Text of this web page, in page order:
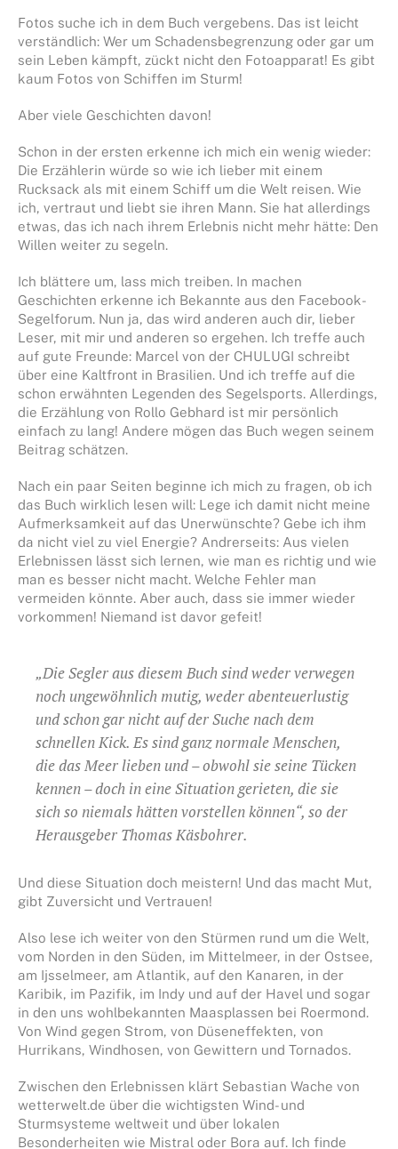
Fotos suche ich in dem Buch vergebens. Das ist leicht
verständlich: Wer um Schadensbegrenzung oder gar um
sein Leben kämpft, zückt nicht den Fotoapparat! Es gibt
kaum Fotos von Schiffen im Sturm!
Aber viele Geschichten davon!
Schon in der ersten erkenne ich mich ein wenig wieder:
Die Erzählerin würde so wie ich lieber mit einem
Rucksack als mit einem Schiff um die Welt reisen. Wie
ich, vertraut und liebt sie ihren Mann. Sie hat allerdings
etwas, das ich nach ihrem Erlebnis nicht mehr hätte: Den
Willen weiter zu segeln.
Ich blättere um, lass mich treiben. In machen
Geschichten erkenne ich Bekannte aus den Facebook-
Segelforum. Nun ja, das wird anderen auch dir, lieber
Leser, mit mir und anderen so ergehen. Ich treffe auch
auf gute Freunde: Marcel von der CHULUGI schreibt
über eine Kaltfront in Brasilien. Und ich treffe auf die
schon erwähnten Legenden des Segelsports. Allerdings,
die Erzählung von Rollo Gebhard ist mir persönlich
einfach zu lang! Andere mögen das Buch wegen seinem
Beitrag schätzen.
Nach ein paar Seiten beginne ich mich zu fragen, ob ich
das Buch wirklich lesen will: Lege ich damit nicht meine
Aufmerksamkeit auf das Unerwünschte? Gebe ich ihm
da nicht viel zu viel Energie? Andrerseits: Aus vielen
Erlebnissen lässt sich lernen, wie man es richtig und wie
man es besser nicht macht. Welche Fehler man
vermeiden könnte. Aber auch, dass sie immer wieder
vorkommen! Niemand ist davor gefeit!
„Die Segler aus diesem Buch sind weder verwegen
noch ungewöhnlich mutig, weder abenteuerlustig
und schon gar nicht auf der Suche nach dem
schnellen Kick. Es sind ganz normale Menschen,
die das Meer lieben und – obwohl sie seine Tücken
kennen – doch in eine Situation gerieten, die sie
sich so niemals hätten vorstellen können“, so der
Herausgeber Thomas Käsbohrer.
Und diese Situation doch meistern! Und das macht Mut,
gibt Zuversicht und Vertrauen!
Also lese ich weiter von den Stürmen rund um die Welt,
vom Norden in den Süden, im Mittelmeer, in der Ostsee,
am Ijsselmeer, am Atlantik, auf den Kanaren, in der
Karibik, im Pazifik, im Indy und auf der Havel und sogar
in den uns wohlbekannten Maasplassen bei Roermond.
Von Wind gegen Strom, von Düseneffekten, von
Hurrikans, Windhosen, von Gewittern und Tornados.
Zwischen den Erlebnissen klärt Sebastian Wache von
wetterwelt.de über die wichtigsten Wind- und
Sturmsysteme weltweit und über lokalen
Besonderheiten wie Mistral oder Bora auf. Ich finde